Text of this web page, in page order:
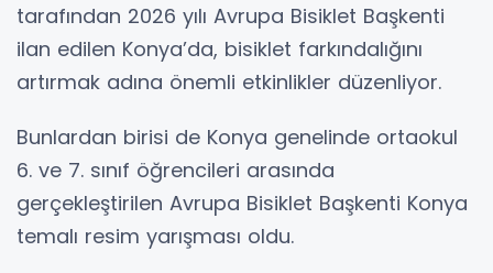
tarafından 2026 yılı Avrupa Bisiklet Başkenti
ilan edilen Konya’da, bisiklet farkındalığını
artırmak adına önemli etkinlikler düzenliyor.
Bunlardan birisi de Konya genelinde ortaokul
6. ve 7. sınıf öğrencileri arasında
gerçekleştirilen Avrupa Bisiklet Başkenti Konya
temalı resim yarışması oldu.